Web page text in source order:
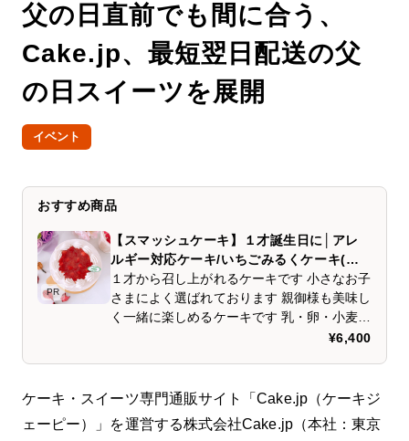
父の日直前でも間に合う、
Cake.jp、最短翌日配送の父
の日スイーツを展開
イベント
おすすめ商品
PR
【スマッシュケーキ】１才誕生日に│アレ
ルギー対応ケーキ/いちごみるくケーキ(４
号)乳卵小麦不使用
１才から召し上がれるケーキです 小さなお子
さまによく選ばれております 親御様も美味し
く一緒に楽しめるケーキです 乳・卵・小麦不
ぱいいちごを合わせ、表面にはいちごジュレ
くく豆乳クリームも軽やかに仕上げておりま
¥6,400
ケーキ・スイーツ専門通販サイト「Cake.jp（ケーキジ
ェーピー）」を運営する株式会社Cake.jp（本社：東京